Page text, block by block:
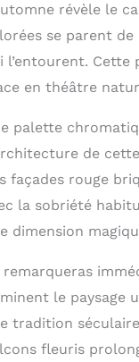
révèle le
se parent
l’entourent. Cette
en théâtre
palette
de
façades rouge
la sobriété
dimension
remarqueras
le paysage
tradition
fleuris